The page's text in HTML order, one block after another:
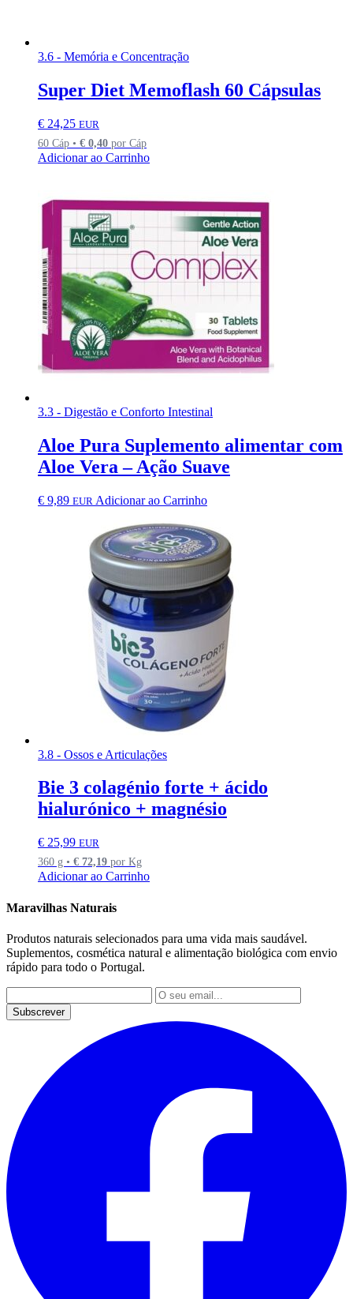
3.6 - Memória e Concentração
Super Diet Memoflash 60 Cápsulas
€ 24,25 EUR
60 Cáp • € 0,40 por Cáp
Adicionar ao Carrinho
3.3 - Digestão e Conforto Intestinal
Aloe Pura Suplemento alimentar com
Aloe Vera – Ação Suave
€ 9,89 EUR Adicionar ao Carrinho
3.8 - Ossos e Articulações
Bie 3 colagénio forte + ácido
hialurónico + magnésio
€ 25,99 EUR
360 g • € 72,19 por Kg
Adicionar ao Carrinho
Maravilhas Naturais
Produtos naturais selecionados para uma vida mais saudável.
Suplementos, cosmética natural e alimentação biológica com envio
rápido para todo o Portugal.
Subscrever